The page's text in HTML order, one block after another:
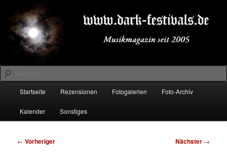
primären
Inhalt
springenDARK-FESTIVALS.DE
Suchen
Startseite Rezensionen Fotogalerien Foto-Archiv
Kalender Sonstiges
Beitragsnavigation
← Vorheriger Nächster →